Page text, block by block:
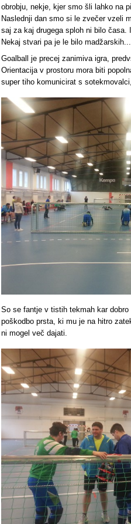
obrobju, nekje, kjer smo šli lahko na
Naslednji dan smo si le zvečer vzeli
saj za kaj drugega sploh ni bilo
Nekaj stvari pa je le bilo madžarskih...
Goalball je precej zanimiva igra,
Orientacija v prostoru mora biti
super tiho komunicirat s
So se fantje v tistih tekmah kar
poškodbo prsta, ki mu je na hitro
ni mogel več dajati.